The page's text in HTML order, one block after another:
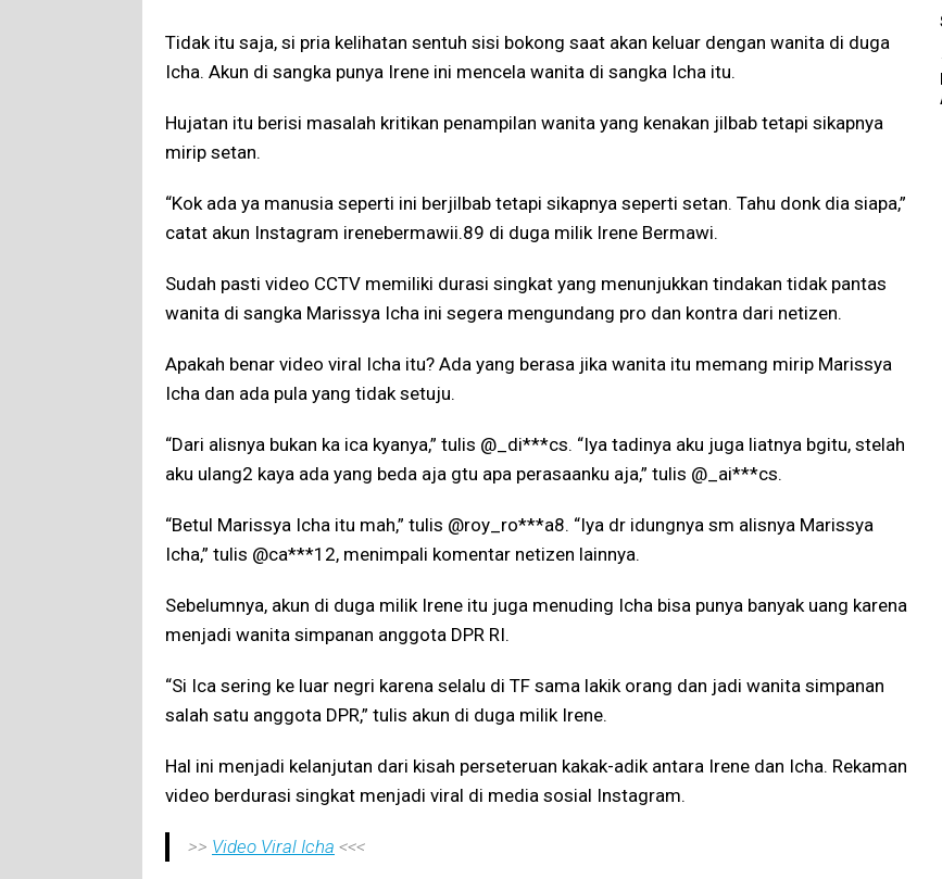
Tidak itu saja, si pria kelihatan sentuh sisi bokong saat akan keluar dengan wanita di duga
Icha. Akun di sangka punya Irene ini mencela wanita di sangka Icha itu.
Hujatan itu berisi masalah kritikan penampilan wanita yang kenakan jilbab tetapi sikapnya
mirip setan.
“Kok ada ya manusia seperti ini berjilbab tetapi sikapnya seperti setan. Tahu donk dia siapa,”
catat akun Instagram irenebermawii.89 di duga milik Irene Bermawi.
Sudah pasti video CCTV memiliki durasi singkat yang menunjukkan tindakan tidak pantas
wanita di sangka Marissya Icha ini segera mengundang pro dan kontra dari netizen.
Apakah benar video viral Icha itu? Ada yang berasa jika wanita itu memang mirip Marissya
Icha dan ada pula yang tidak setuju.
“Dari alisnya bukan ka ica kyanya,” tulis @_di***cs. “Iya tadinya aku juga liatnya bgitu, stelah
aku ulang2 kaya ada yang beda aja gtu apa perasaanku aja,” tulis @_ai***cs.
“Betul Marissya Icha itu mah,” tulis @roy_ro***a8. “Iya dr idungnya sm alisnya Marissya
Icha,” tulis @ca***12, menimpali komentar netizen lainnya.
Sebelumnya, akun di duga milik Irene itu juga menuding Icha bisa punya banyak uang karena
menjadi wanita simpanan anggota DPR RI.
“Si Ica sering ke luar negri karena selalu di TF sama lakik orang dan jadi wanita simpanan
salah satu anggota DPR,” tulis akun di duga milik Irene.
Hal ini menjadi kelanjutan dari kisah perseteruan kakak-adik antara Irene dan Icha. Rekaman
video berdurasi singkat menjadi viral di media sosial Instagram.
>> Video Viral Icha <<<